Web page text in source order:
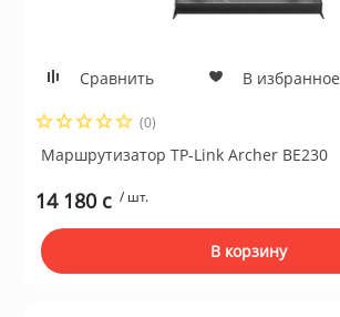
Сравнить В избранное
(0)
Маршрутизатор TP-Link Archer BE230
14 180 c / шт.
В корзину